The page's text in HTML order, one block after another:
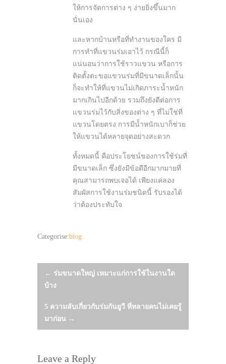
ให้การจัดการต่าง ๆ ง่ายยิ่งขึ้นมาก
นั่นเอง
และหากบ้านหรือที่ทำงานของใคร มี
การทำที่แขวนร่มเอาไว้ กรณีนี้ก็
แน่นอนว่าการใช้ราวแขวน หรือการ
ติดตั้งตะขอแขวนร่มที่มีขนาดเล็กนั้น
ก็จะทำให้ที่แขวนไม่เกิดภาระน้ำหนัก
มากเกินไปอีกด้วย รวมถึงยังดีต่อการ
แขวนร่มไว้กับสิ่งของต่าง ๆ ที่ไม่ใช่ที่
แขวนโดยตรง การมีน้ำหนักเบาก็ช่วย
ให้แขวนได้หลายจุดอย่างสะดวก
ทั้งหมดนี้ คือประโยชน์ของการใช้ร่มที่
มีขนาดเล็ก ซึ่งยังมีข้อดีอีกมากมายที่
คุณสามารถพบเจอได้ เพียงแค่ลอง
สัมผัสการใช้งานร่มชนิดนี้ รับรองได้
ว่าต้องประทับใจ
Categorise:blog
Post
navigation
← ร่มขนาดใหญ่ เหมาะแก่การใช้ในงานใด
บ้าง
5 ความลับเกี่ยวกับร่มกันยูวี ที่หลายคนไม่เคยรู้
มาก่อน →
Leave a Reply